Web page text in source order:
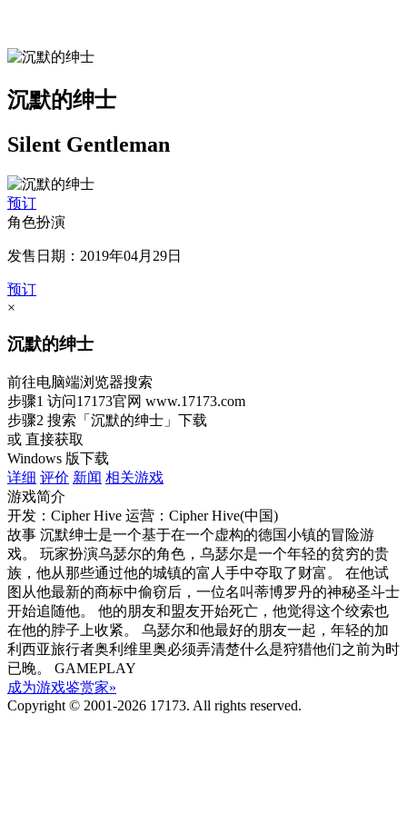
沉默的绅士
Silent Gentleman
预订
角色扮演
发售日期：2019年04月29日
预订
×
沉默的绅士
前往电脑端浏览器搜索
步骤1 访问17173官网 www.17173.com
步骤2 搜索 「沉默的绅士」 下载
或 直接获取
Windows 版下载
详细 评价 新闻 相关游戏
游戏简介
开发：Cipher Hive 运营：Cipher Hive(中国)
故事 沉默绅士是一个基于在一个虚构的德国小镇的冒险游
戏。 玩家扮演乌瑟尔的角色，乌瑟尔是一个年轻的贫穷的贵
族，他从那些通过他的城镇的富人手中夺取了财富。 在他试
图从他最新的商标中偷窃后，一位名叫蒂博罗丹的神秘圣斗士
开始追随他。 他的朋友和盟友开始死亡，他觉得这个绞索也
在他的脖子上收紧。 乌瑟尔和他最好的朋友一起，年轻的加
利西亚旅行者奥利维里奥必须弄清楚什么是狩猎他们之前为时
已晚。 GAMEPLAY
成为游戏鉴赏家»
Copyright © 2001-2026 17173. All rights reserved.